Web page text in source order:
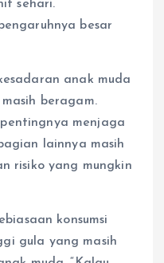
sehari.
besar
anak muda
beragam.
menjaga
lainnya masih
risiko yang mungkin
konsumsi
gula yang masih